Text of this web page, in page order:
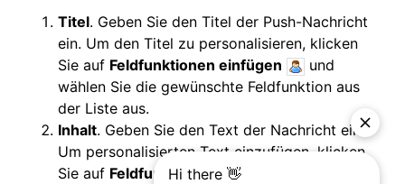
Titel. Geben Sie den Titel der Push-Nachricht
ein. Um den Titel zu personalisieren, klicken
Sie auf Feldfunktionen einfügen
und
wählen Sie die gewünschte Feldfunktion aus
der Liste aus.
Inhalt. Geben Sie den Text der Nachricht ein.
Um personalisierten Text einzufügen, klicken
Sie auf Feldfunktionen einfügen